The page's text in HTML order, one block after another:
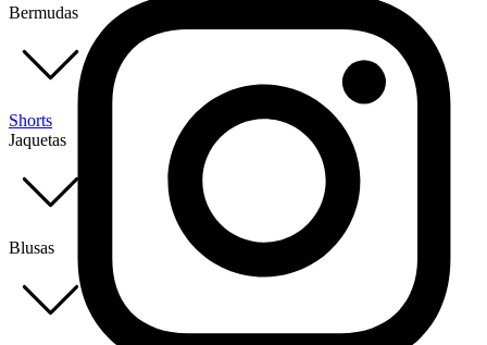
Bermudas
Shorts
Jaquetas
Blusas